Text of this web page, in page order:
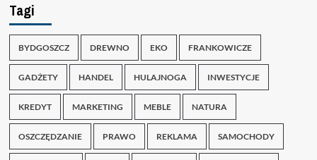
Tagi
BYDGOSZCZ DREWNO EKO FRANKOWICZE
GADŻETY HANDEL HULAJNOGA INWESTYCJE
KREDYT MARKETING MEBLE NATURA
OSZCZĘDZANIE PRAWO REKLAMA SAMOCHODY